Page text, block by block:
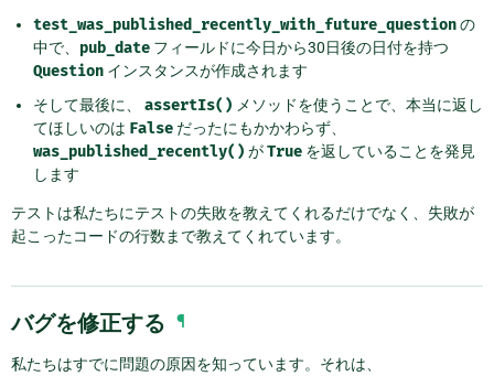
test_was_published_recently_with_future_questionの
中で、 pub_date フィールドに今日から30日後の日付を持つ
Question インスタンスが作成されます
そして最後に、 assertIs() メソッドを使うことで、本当に返し
てほしいのは False だったにもかかわらず、
was_published_recently() がTrue を返していることを発見
します
テストは私たちにテストの失敗を教えてくれるだけでなく、失敗が
起こったコードの行数まで教えてくれています。
バグを修正する ¶
私たちはすでに問題の原因を知っています。それは、